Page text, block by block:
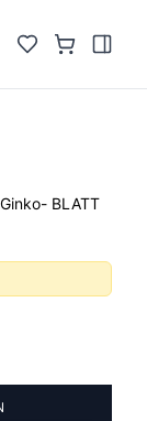
BLATT